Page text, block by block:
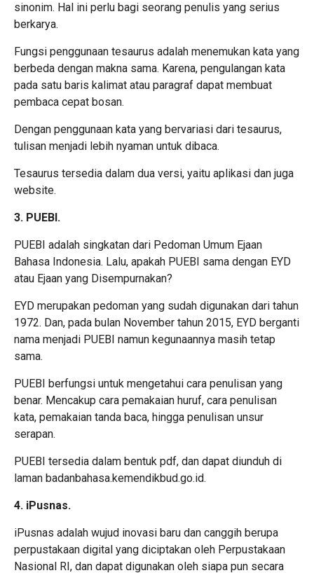
sinonim. Hal ini perlu bagi seorang penulis yang serius
berkarya.
Fungsi penggunaan tesaurus adalah menemukan kata yang
berbeda dengan makna sama. Karena, pengulangan kata
pada satu baris kalimat atau paragraf dapat membuat
pembaca cepat bosan.
Dengan penggunaan kata yang bervariasi dari tesaurus,
tulisan menjadi lebih nyaman untuk dibaca.
Tesaurus tersedia dalam dua versi, yaitu aplikasi dan juga
website.
3. PUEBI.
PUEBI adalah singkatan dari Pedoman Umum Ejaan
Bahasa Indonesia. Lalu, apakah PUEBI sama dengan EYD
atau Ejaan yang Disempurnakan?
EYD merupakan pedoman yang sudah digunakan dari tahun
1972. Dan, pada bulan November tahun 2015, EYD berganti
nama menjadi PUEBI namun kegunaannya masih tetap
sama.
PUEBI berfungsi untuk mengetahui cara penulisan yang
benar. Mencakup cara pemakaian huruf, cara penulisan
kata, pemakaian tanda baca, hingga penulisan unsur
serapan.
PUEBI tersedia dalam bentuk pdf, dan dapat diunduh di
laman badanbahasa.kemendikbud.go.id.
4. iPusnas.
iPusnas adalah wujud inovasi baru dan canggih berupa
perpustakaan digital yang diciptakan oleh Perpustakaan
Nasional RI, dan dapat digunakan oleh siapa pun secara